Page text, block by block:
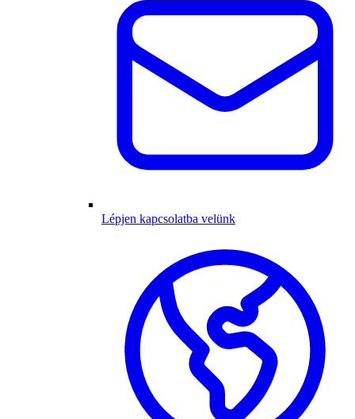
Lépjen kapcsolatba velünk